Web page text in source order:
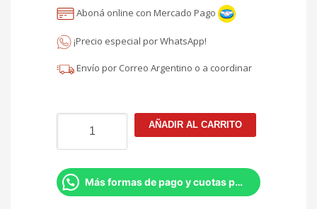
era:
$720.498.
precio
actual
es:
$612.423.
Aboná online con Mercado Pago
¡Precio especial por WhatsApp!
Envío por Correo Argentino o a coordinar
205/55R16
BRIDGESTONE
TURANZA
T005
91W
AÑADIR AL CARRITO
Más formas de pago y cuotas por Whatsapp